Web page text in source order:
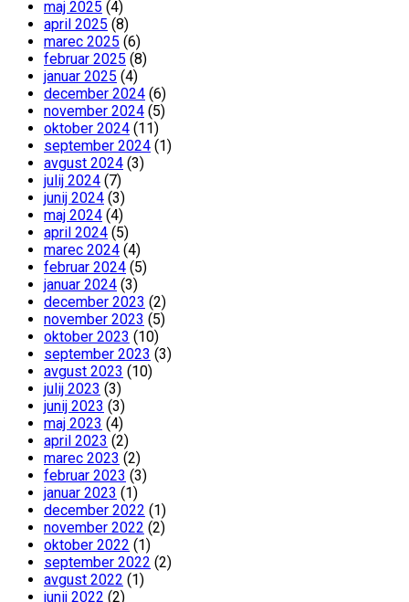
maj 2025 (4)
april 2025 (8)
marec 2025 (6)
februar 2025 (8)
januar 2025 (4)
december 2024 (6)
november 2024 (5)
oktober 2024 (11)
september 2024 (1)
avgust 2024 (3)
julij 2024 (7)
junij 2024 (3)
maj 2024 (4)
april 2024 (5)
marec 2024 (4)
februar 2024 (5)
januar 2024 (3)
december 2023 (2)
november 2023 (5)
oktober 2023 (10)
september 2023 (3)
avgust 2023 (10)
julij 2023 (3)
junij 2023 (3)
maj 2023 (4)
april 2023 (2)
marec 2023 (2)
februar 2023 (3)
januar 2023 (1)
december 2022 (1)
november 2022 (2)
oktober 2022 (1)
september 2022 (2)
avgust 2022 (1)
junij 2022 (2)